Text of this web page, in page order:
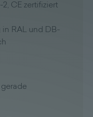
CE zertifiziert
RAL und DB-